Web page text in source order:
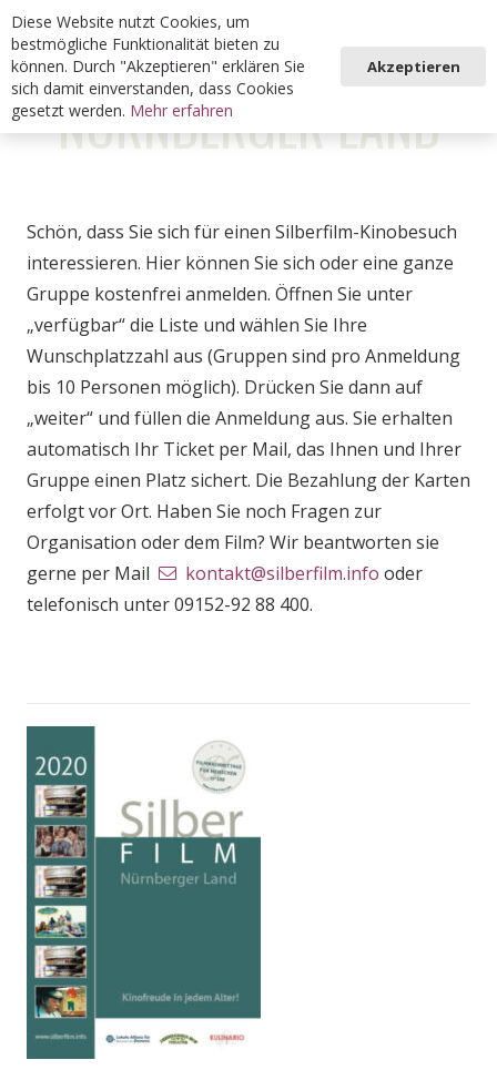
NÜRNBERGER LAND
Schön, dass Sie sich für einen Silberfilm-Kinobesuch
interessieren. Hier können Sie sich oder eine ganze
Gruppe kostenfrei anmelden. Öffnen Sie unter
„verfügbar“ die Liste und wählen Sie Ihre
Wunschplatzzahl aus (Gruppen sind pro Anmeldung
bis 10 Personen möglich). Drücken Sie dann auf
„weiter“ und füllen die Anmeldung aus. Sie erhalten
automatisch Ihr Ticket per Mail, das Ihnen und Ihrer
Gruppe einen Platz sichert. Die Bezahlung der Karten
erfolgt vor Ort. Haben Sie noch Fragen zur
Organisation oder dem Film? Wir beantworten sie
gerne per Mail
kontakt@silberfilm.info oder
telefonisch unter 09152-92 88 400.
Diese Website nutzt Cookies, um
bestmögliche Funktionalität bieten zu
können. Durch "Akzeptieren" erklären Sie
sich damit einverstanden, dass Cookies
gesetzt werden. Mehr erfahren
Akzeptieren